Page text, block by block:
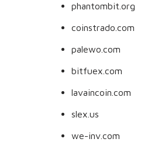
phantombit.org
coinstrado.com
palewo.com
bitfuex.com
lavaincoin.com
slex.us
we-inv.com